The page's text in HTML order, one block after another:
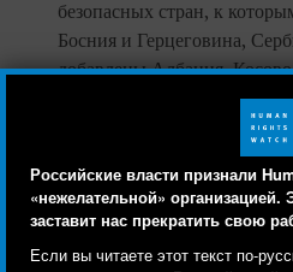
Российские власти признали
«нежелательной»
заставит нас прекратить свою
Если вы читаете этот текст по-
безопасных стран, к
Босния и Герцеговина,
добавлены Албания,
Граждане из безопасных
нуждающимися в
проходят ускоренную
ходатайства об убежище, в
обеспокоенности
Human Rights Watch cookie
Мы используем файлы